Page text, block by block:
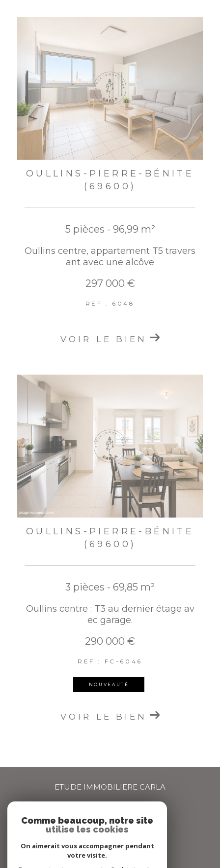
OULLINS-PIERRE-BÉNITE
(69600)
5 pièces - 96,99 m²
Oullins centre, appartement T5 travers
ant avec une alcôve
297 000 €
REF : 6048
VOIR LE BIEN
OULLINS-PIERRE-BÉNITE
(69600)
3 pièces - 69,85 m²
Oullins centre : T3 au dernier étage av
ec garage.
290 000 €
REF : FC-6046
NOUVEAUTÉ
VOIR LE BIEN
ETUDE IMMOBILIERE CARLA
agence@carlaimmo.com
159 GRANDE RUE
69600
OULLINS
Comme beaucoup, notre site
utilise les cookies
On aimerait vous accompagner pendant
votre visite.